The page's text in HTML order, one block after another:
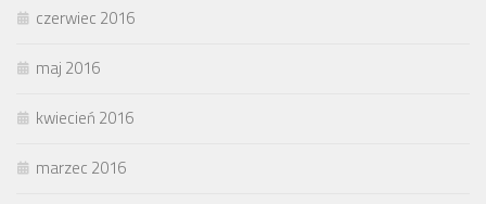
czerwiec 2016
maj 2016
kwiecień 2016
marzec 2016